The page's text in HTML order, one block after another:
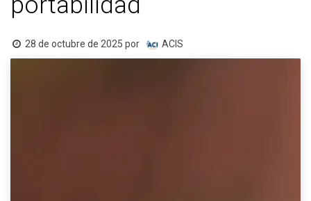
28 de octubre de 2025 por ACIS